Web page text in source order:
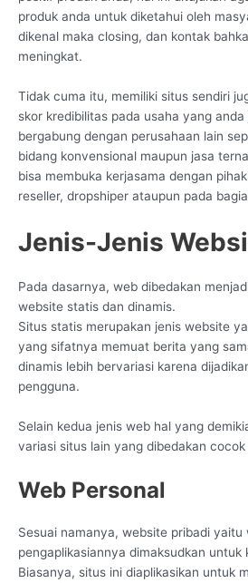
produk anda untuk diketahui oleh
dikenal maka closing, dan kontak
meningkat.
Tidak cuma itu, memiliki situs sendiri
skor kredibilitas pada usaha yang
bergabung dengan perusahaan lain
bidang konvensional maupun jasa
bisa membuka kerjasama dengan
reseller, dropshiper ataupun pada
Jenis-Jenis
Pada dasarnya, web dibedakan
website statis dan dinamis.
Situs statis merupakan jenis website
yang sifatnya memuat berita yang
dinamis lebih bervariasi karena
pengguna.
Selain kedua jenis web hal yang
variasi situs lain yang dibedakan
Web Personal
Sesuai namanya, website pribadi yaitu
pengaplikasiannya dimaksudkan untuk
Biasanya, situs ini diaplikasikan untuk